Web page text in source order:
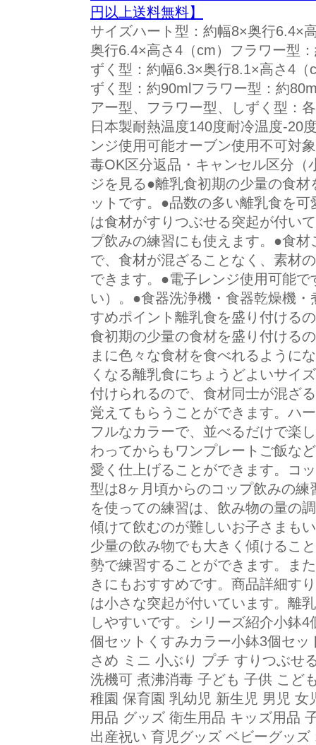
円以上送料無料】
サイズハート型：約幅8×奥行6.4×
奥行6.4×高さ4（cm）フラワー型
ずく型：約幅6.3×奥行8.1×高さ4
ずく型：約90mlフラワー型：約
アー型、フラワー型、しずく型：
日本製耐熱温度140度耐冷温度-20
ンジ使用可能オーブン使用不可対
毒OK区分返品・キャンセル区分（
ジを見る●離乳食初期の少量の食
ットです。●品数の多い離乳食を
は食材がすりつぶせる突起が付い
プ飲みの練習にも使えます。●食
で、食材が混ざることなく、素材
できます。●電子レンジ使用可能
い）。●食器洗浄機・食器乾燥機
すめポイント離乳食を盛り付ける
食初期の少量の食材を盛り付ける
まに色々な食材を食べれるように
くなる離乳食にちょうどよいサイ
付けられるので、食材同士が混ざ
覚えてもらうことができます。ハ
フルなカラーで、並べるだけで楽
わってからもワンプレートご飯な
愛く仕上げることができます。コ
型は8ヶ月頃からのコップ飲みの
を使っての練習は、飲み物の量の
傾けて飲むのが難しいお子さまも
少量の飲み物でも大きく傾けるこ
勢で練習することができます。ま
きにもおすすめです。商品詳細す
は小さな突起が付いています。離
しやすいです。シリーズ紹介小鉢
個セットくすみカラー小鉢3個セ
さめ ミニ 小ぶり プチ すりつぶせ
洗機可 煮沸消毒 子ども 子供 こど
稚園 保育園 乳幼児 新生児 男児
用品 グッズ 衛生用品 キッズ用品
出産祝い 育児グッズ ベビーグッ